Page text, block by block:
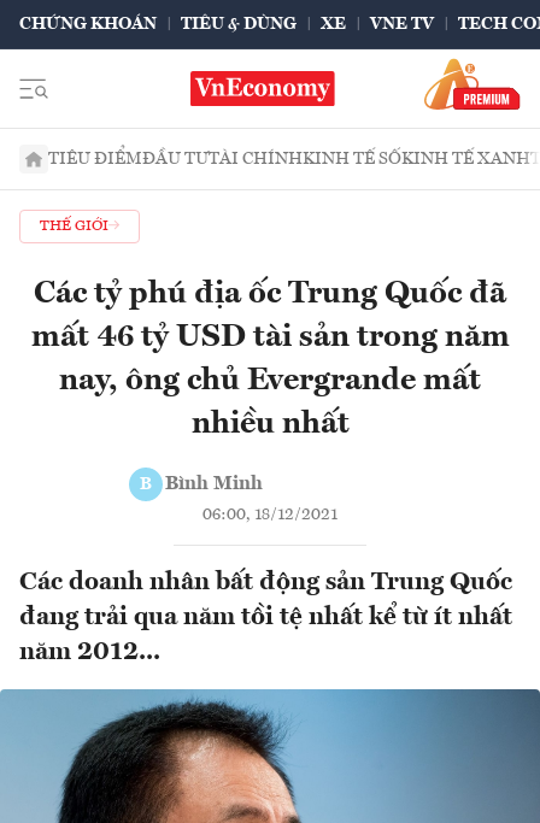
CHỨNG KHOÁN TIÊU & DÙNG XE VNE TV TECH
TIÊU ĐIỂMĐẦU TƯTÀI CHÍNHKINH TẾ SỐKINH TẾ XANH
THẾ GIỚI
Các tỷ phú địa ốc Trung Quốc đã
mất 46 tỷ USD tài sản trong năm
nay, ông chủ Evergrande mất
nhiều nhất
B Bình Minh
06:00, 18/12/2021
Các doanh nhân bất động sản Trung Quốc
đang trải qua năm tồi tệ nhất kể từ ít nhất
năm 2012...